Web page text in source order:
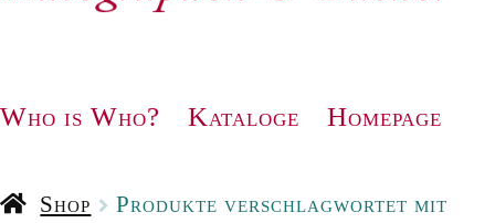
Who is Who? Kataloge Homepage
Shop
Produkte verschlagwortet mit